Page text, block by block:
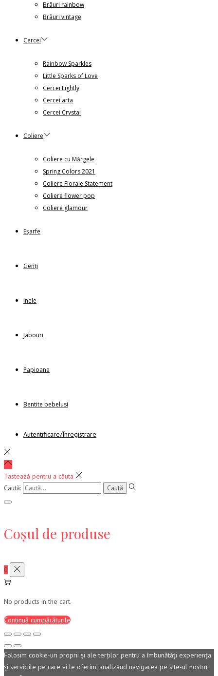
Brâuri rainbow
Brâuri vintage
Cercei
Rainbow Sparkles
Little Sparks of Love
Cercei Lightly
Cercei arta
Cercei Crystal
Coliere
Coliere cu Mărgele
Spring Colors 2021
Coliere Florale Statement
Coliere flower pop
Coliere glamour
Eșarfe
Genți
Inele
Jabouri
Papioane
Bentite bebelusi
Autentificare/Înregistrare
Tastează pentru a căuta
Caută:
Coșul de produse
0
No products in the cart.
Continuă cumpărăturile
Folosim cookie-uri proprii şi ale terţilor pentru a îmbunătăţi experienţa
şi serviciile pe care vi le oferim, analizând navigarea pe site-ul nostru